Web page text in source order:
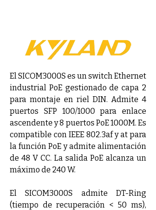
El SICOM3000S es un switch Ethernet
industrial PoE gestionado de capa 2
para montaje en riel DIN. Admite 4
puertos SFP 100/1000 para enlace
ascendente y 8 puertos PoE 1000M. Es
compatible con IEEE 802.3af y at para
la función PoE y admite alimentación
de 48 V CC. La salida PoE alcanza un
máximo de 240 W.
El SICOM3000S admite DT-Ring
(tiempo de recuperación < 50 ms),